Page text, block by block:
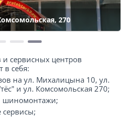
270
сервисных центров
в себя:
на ул. Михалицына 10, ул.
и ул. Комсомольская 270;
шиномонтажи;
сервисы;